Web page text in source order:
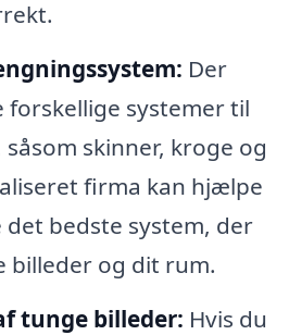
Der
forskellige systemer til
skinner, kroge og
firma kan hjælpe
bedste system, der
billeder og dit rum.
tunge billeder: Hvis du